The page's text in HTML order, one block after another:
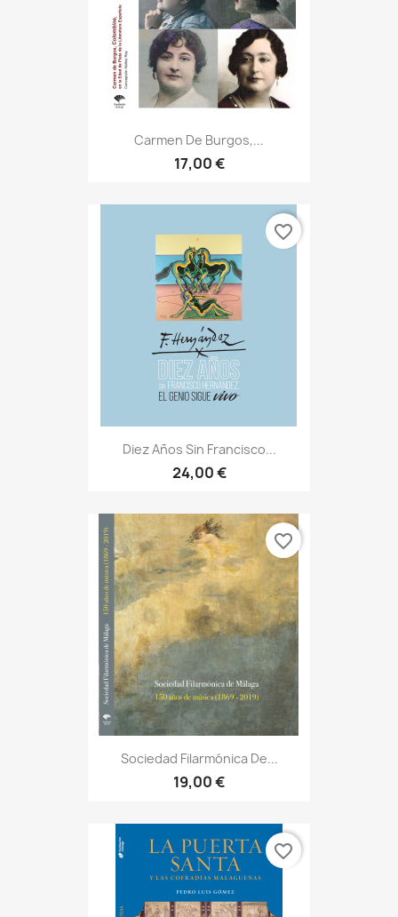
Carmen De Burgos,...
17,00 €
Diez Años Sin Francisco...
24,00 €
favorite_border
Sociedad Filarmónica De...
19,00 €
favorite_border
favorite_border